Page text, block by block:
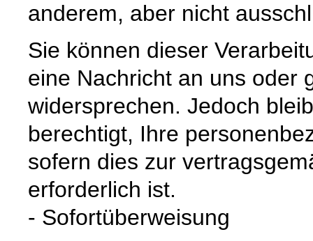
anderem, aber nicht
Sie können dieser
eine Nachricht an uns oder
widersprechen. Jedoch
berechtigt, Ihre
sofern dies zur
erforderlich ist.
- Sofortüberweisung